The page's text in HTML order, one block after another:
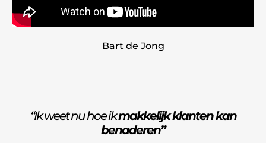
Bart de Jong
“Ik weet nu hoe ikmakkelijk klanten kan
benaderen”